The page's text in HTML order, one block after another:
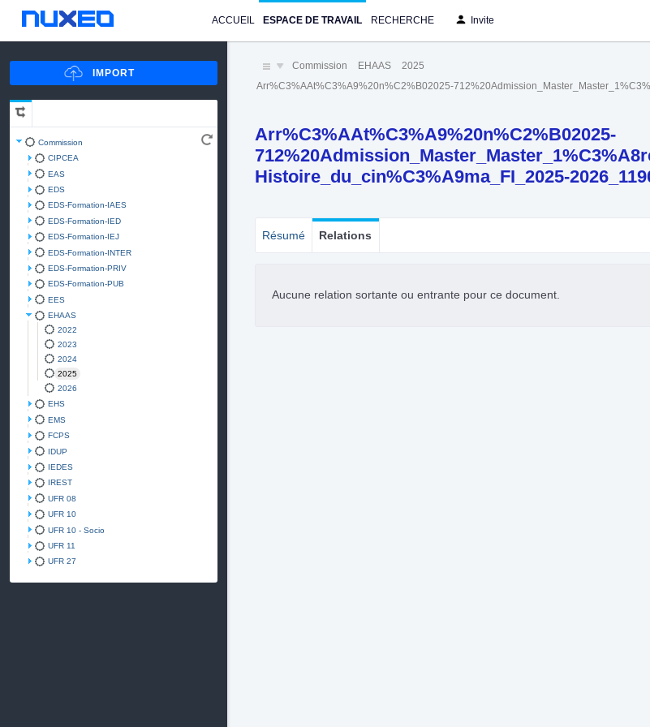
ACCUEIL ESPACE DE TRAVAIL RECHERCHE Invite
Commission
CIPCEA
EAS
EDS
EDS-Formation-IAES
EDS-Formation-IED
EDS-Formation-IEJ
EDS-Formation-INTER
EDS-Formation-PRIV
EDS-Formation-PUB
EES
EHAAS
2022
2023
2024
2025
2026
EHS
EMS
FCPS
IDUP
IEDES
IREST
UFR 08
UFR 10
UFR 10 - Socio
UFR 11
UFR 27
Commission EHAAS 2025
Arr%C3%AAt%C3%A9%20n%C2%B02025-
Arr%C3%AAt%C3%A9%20n%C2%B02025-
Histoire_du_cin%C3%A9ma_FI_2025-
Résumé Relations
Aucune relation sortante ou entrante pour ce document.